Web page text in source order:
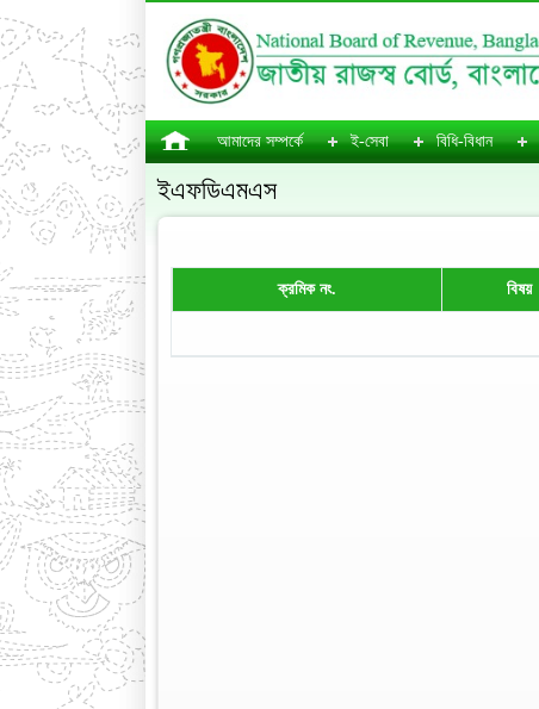
আমাদের সম্পর্কে ই-সেবা বিধি-বিধান
ইএফডিএমএস
ক্রমিক নং. বিষয়